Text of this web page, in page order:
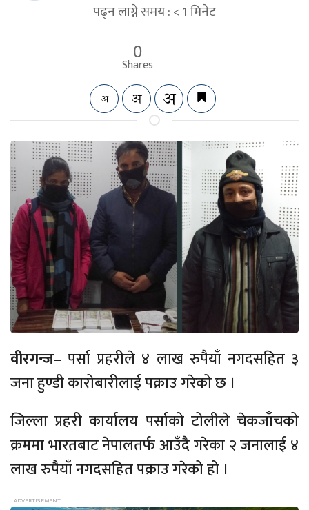
पढ्न लाग्ने समय :< 1मिनेट
0
Shares
वीरगन्ज– पर्सा प्रहरीले ४ लाख रुपैयाँ नगदसहित ३
जना हुण्डी कारोबारीलाई पक्राउ गरेको छ ।
जिल्ला प्रहरी कार्यालय पर्साको टोलीले चेकजाँचको
क्रममा भारतबाट नेपालतर्फ आउँदै गरेका २ जनालाई ४
लाख रुपैयाँ नगदसहित पक्राउ गरेको हो ।